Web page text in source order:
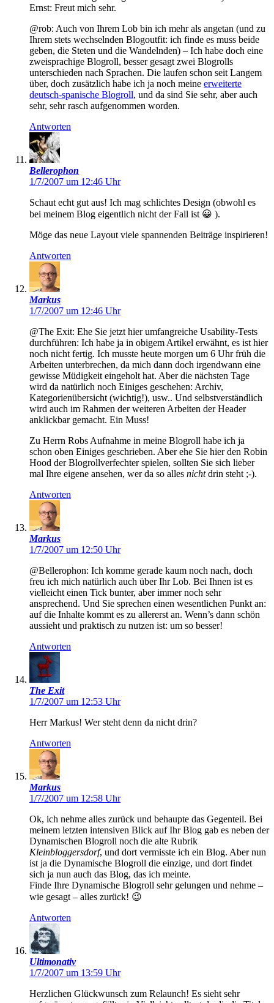
Ernst: Freut mich sehr.
@rob: Auch von Ihrem Lob bin ich mehr als angetan (und zu
Ihrem stets wechselnden Blogoutfit: ich finde es muss beide
geben, die Steten und die Wandelnden) – Ich habe doch eine
zweisprachige Blogroll, besser gesagt zwei Blogrolls
unterschieden nach Sprachen. Die laufen schon seit Langem
über, doch zusätzlich habe ich ja noch meine erweiterte
deutsch-spanische Blogroll, und da sind Sie sehr, aber auch
sehr, sehr rasch aufgenommen worden.
Antworten
Bellerophon
1/7/2007 um 12:46 Uhr
Schaut echt gut aus! Ich mag schlichtes Design (obwohl es
bei meinem Blog eigentlich nicht der Fall ist 😀 ).
Möge das neue Layout viele spannenden Beiträge inspirieren!
Antworten
Markus
1/7/2007 um 12:46 Uhr
@The Exit: Ehe Sie jetzt hier umfangreiche Usability-Tests
durchführen: Ich habe ja in obigem Artikel erwähnt, es ist hier
noch nicht fertig. Ich musste heute morgen um 6 Uhr früh die
Arbeiten unterbrechen, da mich dann doch irgendwann eine
gewisse Müdigkeit eingeholt hat. Aber die nächsten Tage
wird da natürlich noch Einiges geschehen: Archiv,
Kategorienübersicht (wichtig!), usw.. Und selbstverständlich
wird auch im Rahmen der weiteren Arbeiten der Header
anklickbar gemacht. Ein Muss!
Zu Herrn Robs Aufnahme in meine Blogroll habe ich ja
schon oben Einiges geschrieben. Aber ehe Sie hier den Robin
Hood der Blogrollverfechter spielen, sollten Sie sich lieber
mal Ihre eigene ansehen, wer da so alles nichtdrin steht ;-).
Antworten
Markus
1/7/2007 um 12:50 Uhr
@Bellerophon: Ich komme gerade kaum noch nach, doch
freu ich mich natürlich auch über Ihr Lob. Bei Ihnen ist es
vielleicht einen Tick bunter, aber immer noch sehr
ansprechend. Und Sie sprechen einen wesentlichen Punkt an:
auf die Inhalte kommt es zu allererst an. Wenn’s dann schön
aussieht und praktisch zu nutzen ist: um so besser!
Antworten
The Exit
1/7/2007 um 12:53 Uhr
Herr Markus! Wer steht denn da nicht drin?
Antworten
Markus
1/7/2007 um 12:58 Uhr
Ok, ich nehme alles zurück und behaupte das Gegenteil. Bei
meinem letzten intensiven Blick auf Ihr Blog gab es neben der
Dynamischen Blogroll noch die alte Rubrik
Kleinbloggersdorf, und dort vermisste ich ein Blog. Aber nun
ist ja die Dynamische Blogroll die einzige, und dort findet
sich ja nun auch das Blog, das ich meinte.
Finde Ihre Dynamische Blogroll sehr gelungen und nehme –
wie gesagt – alles zurück! 😉
Antworten
Ultimonativ
1/7/2007 um 13:59 Uhr
Herzlichen Glückwunsch zum Relaunch! Es sieht sehr